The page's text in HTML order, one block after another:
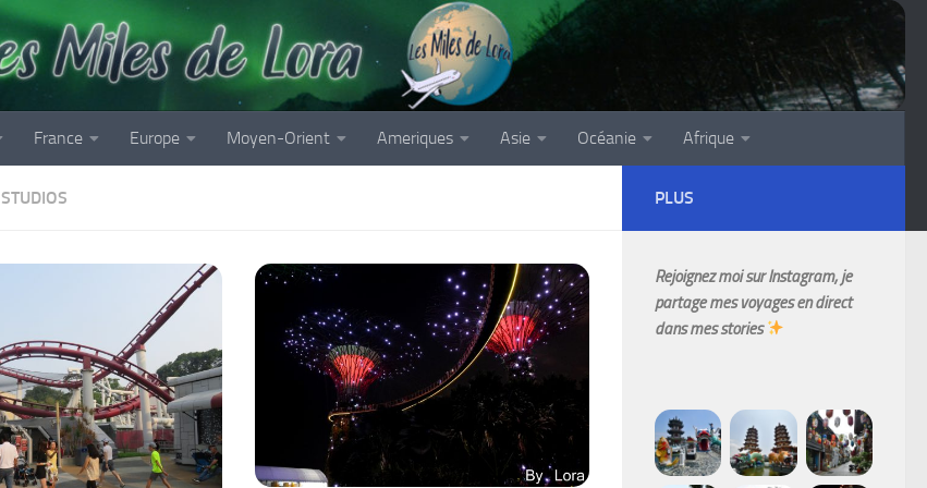
France Europe Moyen-Orient Ameriques Asie Océanie Afrique
STUDIOS PLUS
Rejoignez moi sur Instagram, je
partage mes voyages en direct
dans mes stories